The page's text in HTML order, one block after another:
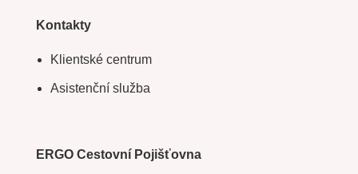
Kontakty
Klientské centrum
Asistenční služba
ERGO Cestovní Pojišťovna